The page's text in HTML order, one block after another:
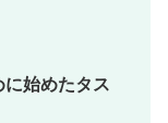
始めたタス